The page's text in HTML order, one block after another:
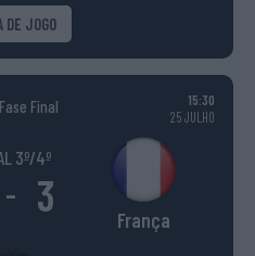
DE JOGO
Final
15:30
25 JULHO
3º/4º
- 3 França